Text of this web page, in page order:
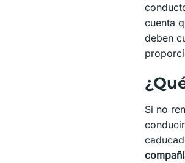
cuenta
deben
Si no